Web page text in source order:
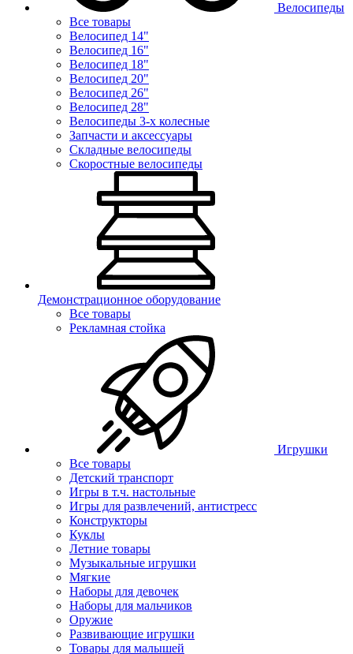
Велосипеды
Все товары
Велосипед 14"
Велосипед 16"
Велосипед 18"
Велосипед 20"
Велосипед 26"
Велосипед 28"
Велосипеды 3-х колесные
Запчасти и аксессуары
Складные велосипеды
Скоростные велосипеды
Демонстрационное оборудование
Все товары
Рекламная стойка
Игрушки
Все товары
Детский транспорт
Игры в т.ч. настольные
Игры для развлечений, антистресс
Конструкторы
Куклы
Летние товары
Музыкальные игрушки
Мягкие
Наборы для девочек
Наборы для мальчиков
Оружие
Развивающие игрушки
Товары для малышей